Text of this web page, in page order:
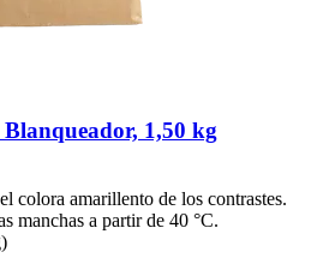
Blanqueador, 1,50 kg
colora amarillento de los contrastes.
manchas a partir de 40 °C.